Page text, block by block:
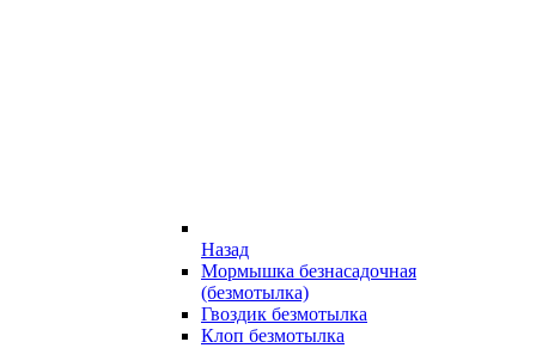
Назад
Мормышка безнасадочная
(безмотылка)
Гвоздик безмотылка
Клоп безмотылка